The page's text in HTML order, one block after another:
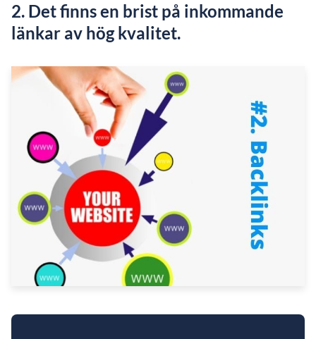
2. Det finns en brist på inkommande
länkar av hög kvalitet.